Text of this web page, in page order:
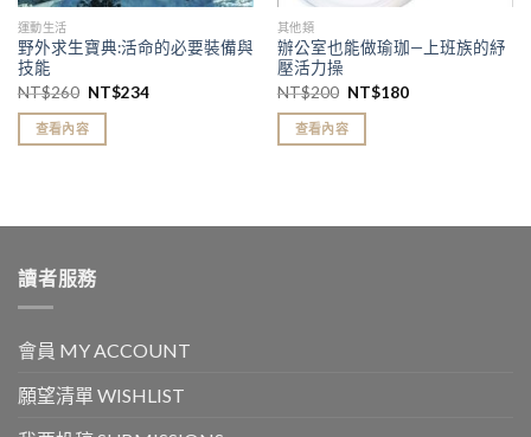
運動生活
野外求生寶典:活命的必要裝備與
技能
NT$260 NT$234
查看內容
其他類
辦公室也能做瑜珈—上班族的紓
壓活力操
NT$200 NT$180
查看內容
讀者服務
會員 MY ACCOUNT
願望清單 WISHLIST